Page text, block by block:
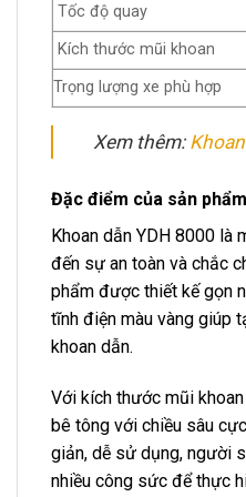
Tốc độ quay
Kích thước mũi khoan
Trọng lượng xe phù hợp
Xem thêm:
Đặc điểm của sản phẩm
Khoan dẫn YDH 8000 là
đến sự an toàn và chắc
phẩm được thiết kế gọn
tĩnh điện màu vàng giúp
khoan dẫn.
Với kích thước mũi
bê tông với chiều sâu
giản, dễ sử dụng, người
nhiều công sức để thực